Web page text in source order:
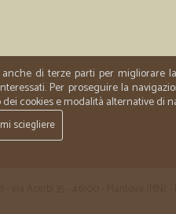
di terze parti per migliorare
Per proseguire la
cookies e modalità alternative di
sciegliere